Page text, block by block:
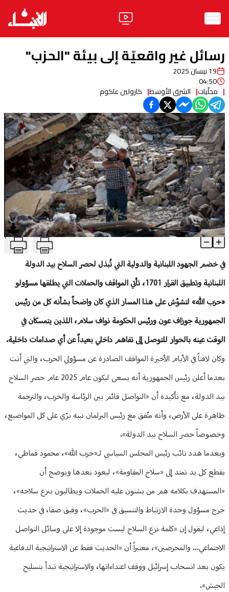
الرئيسية
الأخبار
ثقافة ومجتمع
منوعات
آراء
فيديو
مواقف
وليد جنبلاطالحزب
ابحث
رسائل غير واقعيّة إلى بيئة "الحزب"
19 نيسان 2025
04:50
محلّيات الشرق الأوسط كارولين عاكوم
رسائل غير واقعيّة إلى بيئة "الحزب" T
Article Content
في خضم الجهود اللبنانية والدولية التي تُبذل لحصر السلاح بيد الدولة
اللبنانية وتطبيق القرار 1701، تأتي المواقف والحملات التي يطلقها مسؤولو
«حزب الله» لتشوّش على هذا المسار الذي كان واضحاً بشأنه كل من رئيس
الجمهورية جوزاف عون ورئيس الحكومة نواف سلام، اللذين يتمسكان في
الوقت عينه بالحوار للتوصل إلى تفاهم داخلي بعيداً عن أي صدامات داخلية.
وكان لافتاً في الأيام الأخيرة المواقف الصادرة عن مسؤولي الحزب، والتي أتت
بعدما أعلن رئيس الجمهورية أنه يسعى ليكون عام 2025 عام حصر السلاح
بيد الدولة، مع تأكيده أن «التواصل قائم بين الرئاسة والحزب، والترجمة
ظاهرة على الأرض، وأنه متّفق مع رئيس البرلمان نبيه برّي على كل المواضيع،
وخصوصاً حصر السلاح بيد الدولة».
وبعدما هدد نائب رئيس المجلس السياسي لـ«حزب الله»، محمود قماطي،
بقطع كل يد تمتد إلى «سلاح المقاومة»، ليعود بعدها ويوضح أن
«المستهدف بكلامه هم من يشنون عليه الحملات ويطالبون بنزع سلاحه»،
خرج مسؤول وحدة الارتباط والتنسيق في «الحزب»، وفيق صفا، في حديث
إذاعي، ليقول إن «كلمة نزع السلاح ليست موجودة إلا على وسائل التواصل
الاجتماعي... والمحرضين»، معتبراً أن «الحديث فقط عن الاستراتيجية الدفاعية
يكون بعد انسحاب إسرائيل ووقف اعتداءاتها، والاستراتيجية تبدأ بتسليح
الجيش».